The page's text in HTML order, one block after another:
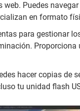
Puedes
en formato
para gestionar
hacer copias de
tu unidad flash